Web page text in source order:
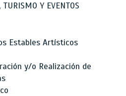
TURISMO Y EVENTOS
Estables Artísticos
y/o Realización de